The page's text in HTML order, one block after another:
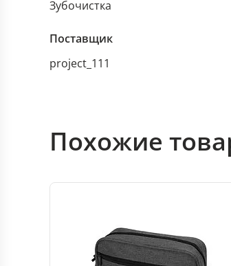
Зубочистка
Поставщик
project_111
Похожие